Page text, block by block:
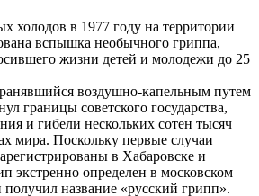
холодов в 1977 году на территории
вспышка необычного гриппа,
жизни детей и молодежи до 25
воздушно-капельным путем
границы советского государства,
и гибели нескольких сотен тысяч
мира. Поскольку первые случаи
в Хабаровске и
экстренно определен в московском
название «русский грипп».